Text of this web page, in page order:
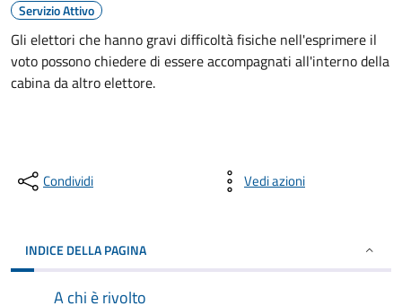
Servizio Attivo
Gli elettori che hanno gravi difficoltà fisiche nell'esprimere il
voto possono chiedere di essere accompagnati all'interno della
cabina da altro elettore.
Condividi Vedi azioni
INDICE DELLA PAGINA
A chi è rivolto